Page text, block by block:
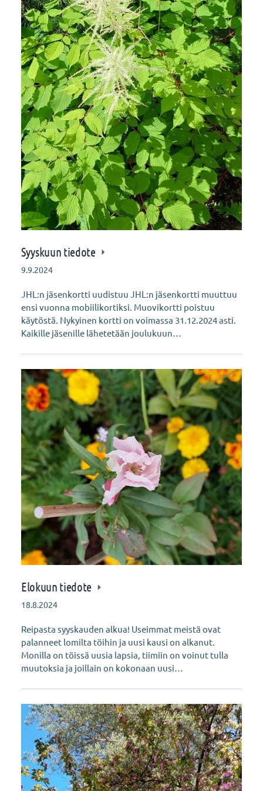
Syyskuun tiedote
9.9.2024
JHL:n jäsenkortti uudistuu JHL:n jäsenkortti muuttuu
ensi vuonna mobiilikortiksi. Muovikortti poistuu
käytöstä. Nykyinen kortti on voimassa 31.12.2024 asti.
Kaikille jäsenille lähetetään joulukuun…
Elokuun tiedote
18.8.2024
Reipasta syyskauden alkua! Useimmat meistä ovat
palanneet lomilta töihin ja uusi kausi on alkanut.
Monilla on töissä uusia lapsia, tiimiin on voinut tulla
muutoksia ja joillain on kokonaan uusi…